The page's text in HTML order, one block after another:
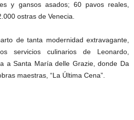
y gansos asados; 60 pavos reales,
ostras de Venecia.
de tanta modernidad extravagante,
servicios culinarios de Leonardo,
a Santa María delle Grazie, donde Da
maestras, “La Última Cena”.